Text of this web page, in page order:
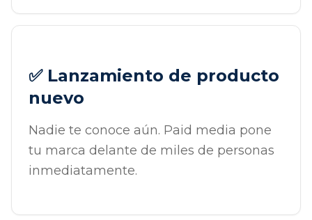
✅ Lanzamiento de producto
nuevo
Nadie te conoce aún. Paid media pone
tu marca delante de miles de personas
inmediatamente.